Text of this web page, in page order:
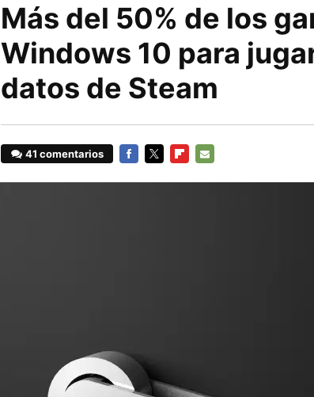
Más del 50% de los
Windows 10 para
datos de Steam
41 comentarios